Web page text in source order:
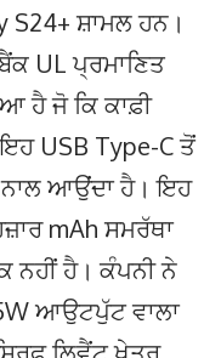
S24+ ਸ਼ਾਮਲ ਹਨ।
UL ਪ੍ਰਮਾਣਿਤ
ਹੈ ਜੋ ਕਿ ਕਾਫ਼ੀ
USB Type-C ਤੋਂ
ਨਾਲ ਆਉਂਦਾ ਹੈ। ਇਹ
mAh ਸਮਰੱਥਾ
ਨਹੀਂ ਹੈ। ਕੰਪਨੀ ਨੇ
ਆਉਟਪੁੱਟ ਵਾਲਾ